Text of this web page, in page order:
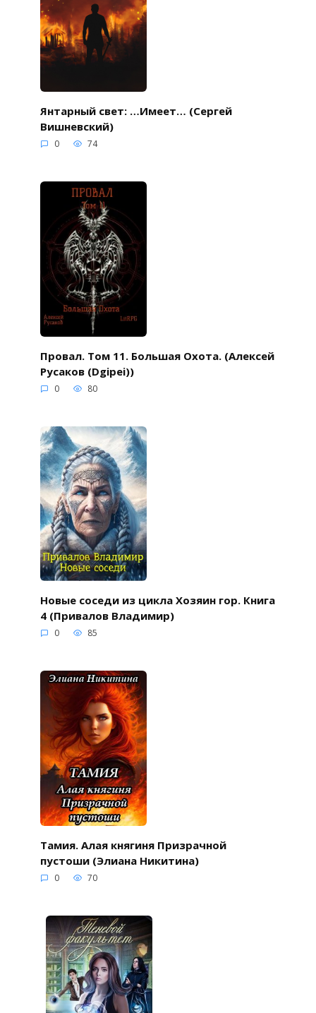
Янтарный свет: …Имеет… (Сергей
Вишневский)
0 74
Провал. Том 11. Большая Охота. (Алексей
Русаков (Dgipei))
0 80
Новые соседи из цикла Хозяин гор. Книга
4 (Привалов Владимир)
0 85
Тамия. Алая княгиня Призрачной
пустоши (Элиана Никитина)
0 70